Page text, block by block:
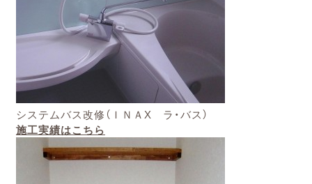
システムバス改修（ＩＮＡX ラ・バス）
施工実績はこちら